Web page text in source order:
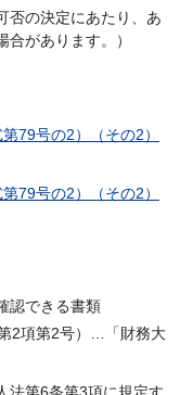
否の決定にあたり、あ
があります。）
79号の2）（その2）
79号の2）（その2）
認できる書類
2項第2号）…「財務大